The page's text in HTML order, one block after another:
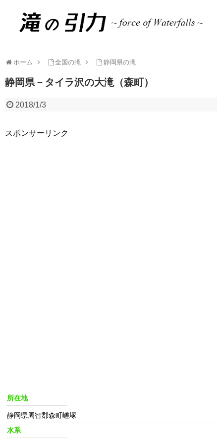
ホーム 全国の滝 静岡県の滝
静岡県－タイラ沢の大滝（森町）
2018/1/3
スポンサーリンク
所在地
静岡県周智郡森町嵯塚
水系